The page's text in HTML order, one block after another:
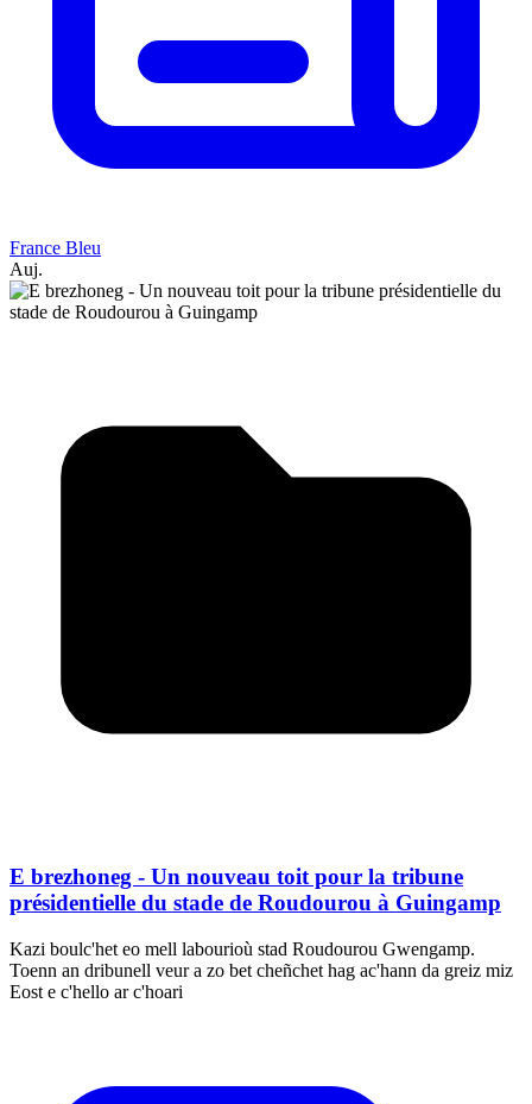
France Bleu
Auj.
E brezhoneg - Un nouveau toit pour la tribune
présidentielle du stade de Roudourou à Guingamp
Kazi boulc'het eo mell labourioù stad Roudourou Gwengamp.
Toenn an dribunell veur a zo bet cheñchet hag ac'hann da greiz miz
Eost e c'hello ar c'hoari